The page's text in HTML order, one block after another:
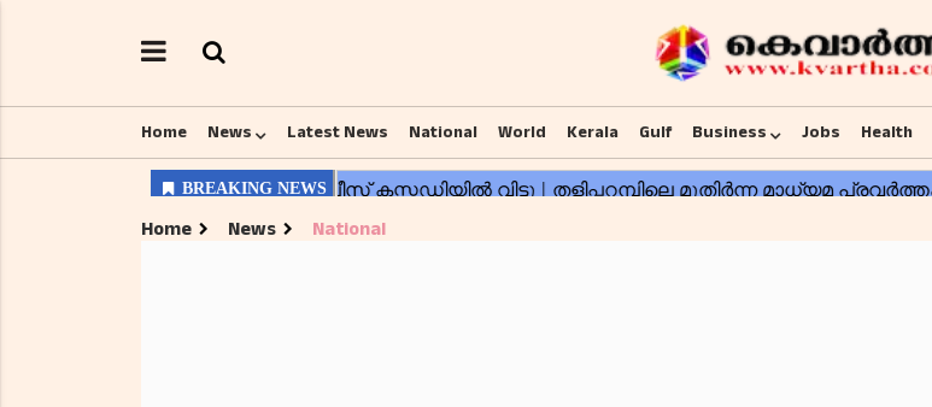
Home News Latest News National World Kerala Gulf Business Jobs Health
Home News National